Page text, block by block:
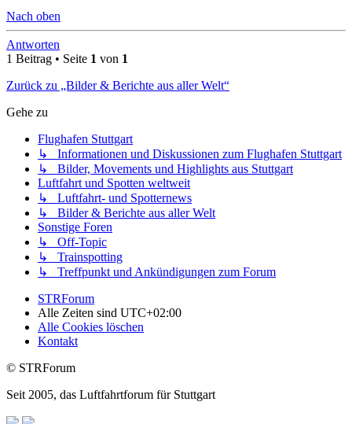
Nach oben
Antworten
1 Beitrag • Seite 1 von 1
Zurück zu „Bilder & Berichte aus aller Welt“
Gehe zu
Flughafen Stuttgart
↳ Informationen und Diskussionen zum Flughafen Stuttgart
↳ Bilder, Movements und Highlights aus Stuttgart
Luftfahrt und Spotten weltweit
↳ Luftfahrt- und Spotternews
↳ Bilder & Berichte aus aller Welt
Sonstige Foren
↳ Off-Topic
↳ Trainspotting
↳ Treffpunkt und Ankündigungen zum Forum
STRForum
Alle Zeiten sind UTC+02:00
Alle Cookies löschen
Kontakt
© STRForum
Seit 2005, das Luftfahrtforum für Stuttgart